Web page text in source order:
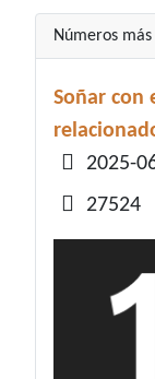
Números más
Soñar con
Detalles
2025-
27524